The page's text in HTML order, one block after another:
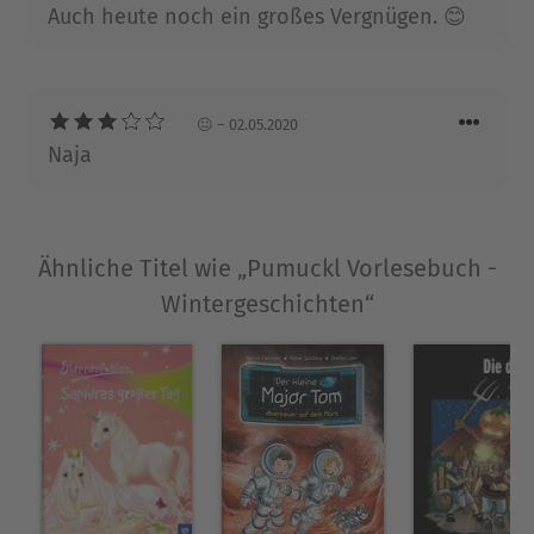
Auch heute noch ein großes Vergnügen. 😊
😐 – 02.05.2020
Naja
Ähnliche Titel wie „Pumuckl Vorlesebuch -
Wintergeschichten“